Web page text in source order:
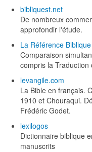
bibliquest.net
De nombreux
approfondir l'étude.
La Référence Biblique
Comparaison
compris la
levangile.com
La Bible en français.
1910 et Chouraqui.
Frédéric Godet.
lexilogos
Dictionnaire biblique
manuscrits